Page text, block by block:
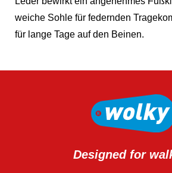
weiche Sohle für federnden
für lange Tage auf den Beinen.
Designed for